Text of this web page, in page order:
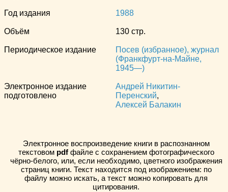
Год издания 1988
Объём 130 стр.
Периодическое издание
Посев (избранное), журнал
(Франкфурт-на-Майне,
1945—)
Электронное издание
подготовлено
Андрей Никитин-
Перенский,
Алексей Балакин
Электронное воспроизведение книги в распознанном
текстовом pdfфайле с сохранением фотографического
чёрно-белого, или, если необходимо, цветного изображения
страниц книги. Текст находится под изображением: по
файлу можно искать, а текст можно копировать для
цитирования.